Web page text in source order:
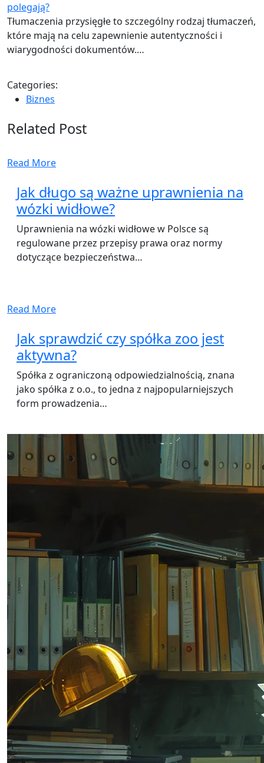
polegają?
Tłumaczenia przysięgłe to szczególny rodzaj tłumaczeń,
które mają na celu zapewnienie autentyczności i
wiarygodności dokumentów.…
Categories:
Biznes
Related Post
Read More
Jak długo są ważne uprawnienia na
wózki widłowe?
Uprawnienia na wózki widłowe w Polsce są
regulowane przez przepisy prawa oraz normy
dotyczące bezpieczeństwa…
Read More
Jak sprawdzić czy spółka zoo jest
aktywna?
Spółka z ograniczoną odpowiedzialnością, znana
jako spółka z o.o., to jedna z najpopularniejszych
form prowadzenia…